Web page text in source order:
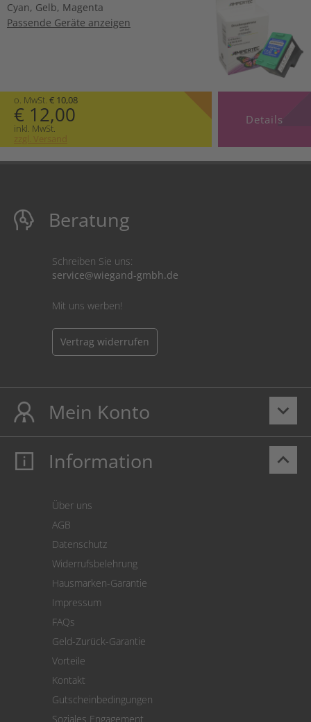
Cyan, Gelb, Magenta
Passende Geräte anzeigen
o. MwSt. € 10,08
€ 12,00
inkl. MwSt.
zzgl. Versand
Details
Beratung
Schreiben Sie uns:
service@wiegand-gmbh.de
Mit uns werben!
Vertrag widerrufen
keyboard_arrow_down
Mein Konto
Mein Konto
Cookie Einstellungen
keyboard_arrow_up
Information
Über uns
AGB
Datenschutz
Widerrufsbelehrung
Hausmarken-Garantie
Impressum
FAQs
Geld-Zurück-Garantie
Vorteile
Kontakt
Gutscheinbedingungen
Soziales Engagement